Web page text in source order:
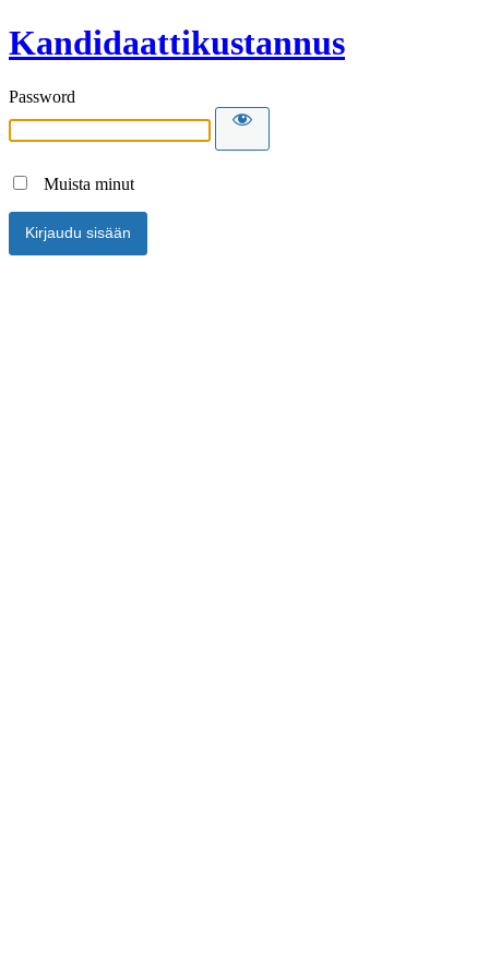
Kandidaattikustannus
Password
Muista minut